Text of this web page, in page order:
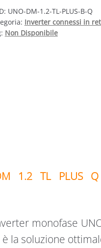
UNO-DM-1.2-TL-PLUS-B-Q
Inverter connessi in
Non Disponibile
1.2 TL PLUS
monofase
è la soluzione